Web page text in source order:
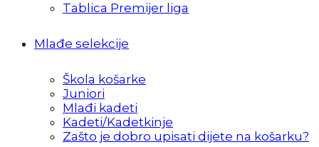
Tablica Premijer liga
Mlađe selekcije
Škola košarke
Juniori
Mlađi kadeti
Kadeti/Kadetkinje
Zašto je dobro upisati dijete na košarku?